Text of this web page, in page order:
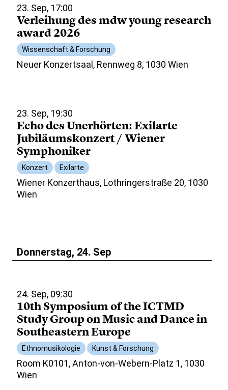
23. Sep, 17:00
Verleihung des mdw young research
award 2026
Wissenschaft & Forschung
Neuer Konzertsaal, Rennweg 8, 1030 Wien
23. Sep, 19:30
Echo des Unerhörten: Exilarte
Jubiläumskonzert / Wiener
Symphoniker
Konzert Exilarte
Wiener Konzerthaus, Lothringerstraße 20, 1030
Wien
Donnerstag, 24. Sep
24. Sep, 09:30
10th Symposium of the ICTMD
Study Group on Music and Dance in
Southeastern Europe
Ethnomusikologie Kunst & Forschung
Room K0101, Anton-von-Webern-Platz 1, 1030
Wien